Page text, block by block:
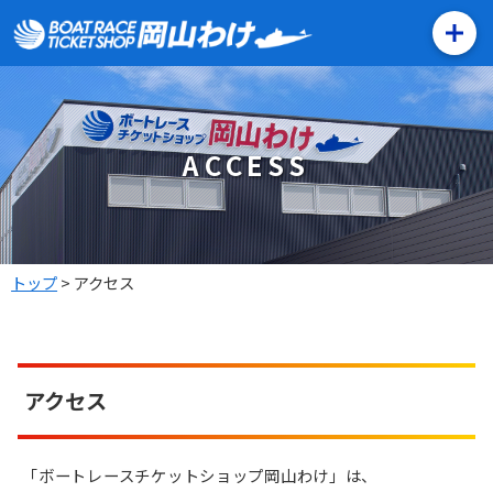
ACCESS
トップ> アクセス
アクセス
「ボートレースチケットショップ岡山わけ」は、